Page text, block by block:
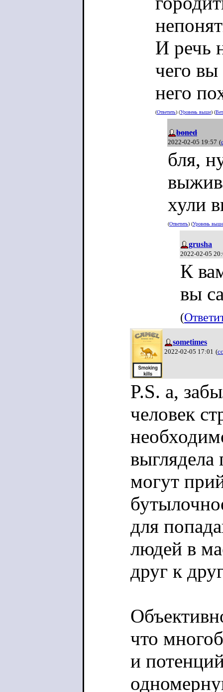
И речь
чего
него
(Ответить) (Уровень выше) (
boned
2022-02-05 19:57 (
бля,
хули
(Ответить) (Уровень выше
grusha
2022-02-05
К
вы
(
sometimes
2022-02-05 17:01 (
P.S. а,
человек
выглядела
могут
для
людей в
друг к
что
и